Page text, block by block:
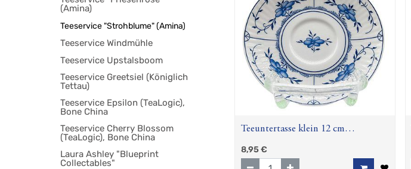
(Amina)
Teeservice "Strohblume" (Amina)
Teeservice Windmühle
Teeservice Upstalsboom
Teeservice Greetsiel (Königlich
Tettau)
Teeservice Epsilon (TeaLogic),
Bone China
Teeservice Cherry Blossom
(TeaLogic), Bone China
Laura Ashley "Blueprint
Collectables"
Teeuntertasse klein 12 cm
Strohblume (Amina)
8,95€